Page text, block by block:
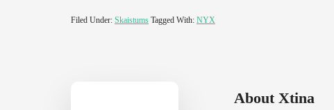
Filed Under: Skaistums Tagged With: NYX
About Xtina